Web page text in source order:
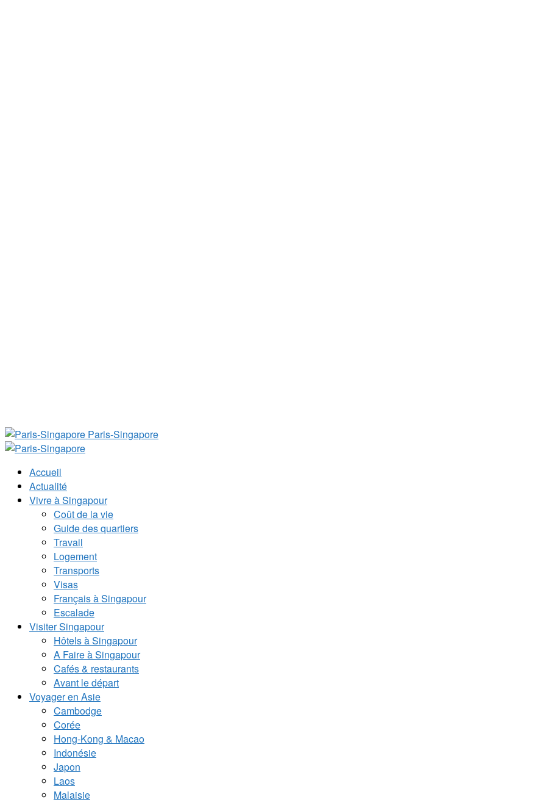
Paris-Singapore
Accueil
Actualité
Vivre à Singapour
Coût de la vie
Guide des quartiers
Travail
Logement
Transports
Visas
Français à Singapour
Escalade
Visiter Singapour
Hôtels à Singapour
A Faire à Singapour
Cafés & restaurants
Avant le départ
Voyager en Asie
Cambodge
Corée
Hong-Kong & Macao
Indonésie
Japon
Laos
Malaisie